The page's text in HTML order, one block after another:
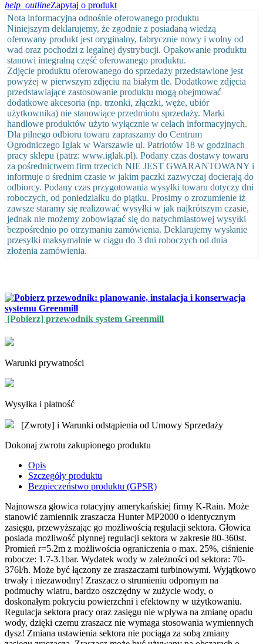
help_outlineZapytaj o produkt
Nota informacyjna odnośnie oferowanego produktu
Niniejszym deklarujemy, że zgodnie z posiadaną wiedzą
oferowany produkt jest oryginalny, fabrycznie nowy i wolny od
wad oraz pochodzi z legalnej dystrybucji. Opakowanie produktu
stanowi integralną część oferowanego produktu.
Zdjęcie produktu oferowanego do sprzedaży przedstawione jest
powyżej w pierwszym zdjęciu na białym tle. Dodatkowe zdjęcia
przedstawiające zastosowanie produktu mogą obejmować
dodatkowe akcesoria (np. trzonki, złączki, węże, ubiór
użytkownika) nie stanowiące przedmiotu sprzedaży. Marki
handlowe produktów użyto wyłącznie w celach informacyjnych.
Dla pilnego odbioru towaru zapraszamy do Centrum
Ogrodniczego Iglak w Warszawie ul. Patriotów 18 w godzinach
pracy sklepu (patrz: www.iglak.pl). Podany czas dostawy towaru
za pośrednictwem firm trzecich NIE JEST GWARANTOWANY i
informuje o średnim czasie w jakim paczki zazwyczaj docierają do
odbiorcy. Podany czas przygotowania wysyłki towaru dotyczy dni
roboczych, od poniedziałku do piątku. Prosimy o zrozumienie iż
zawsze staramy się realizować wysyłki w jak najkrótszym czasie,
jednak nie możemy zobowiązać się do natychmiastowej wysyłki
bezpośrednio po otrzymaniu zamówienia. Deklarujemy wysłanie
przesyłki maksymalnie w ciągu do 3 dni roboczych od dnia
złożenia zamówienia.
[Pobierz] przewodnik system Greenmill
Warunki prywatności
Wysyłka i płatność
[Zwroty] i Warunki odstąpienia od Umowy Sprzedaży
Dokonaj zwrotu zakupionego produktu
Opis
Szczegóły produktu
Bezpieczeństwo produktu (GPSR)
Najnowsza głowica rotacyjny amerykańskiej firmy K-Rain. Może
stanowić zamiennik zraszacza Hunter MP2000 o identycznym
zasięgu, przewyższając go możliwością regulacji sektora. Głowica
posiada możliwość płynnej regulacji sektora w zakresie 80-360st.
Promień r=5.2m z możliwościa ograniczenia o max. 25%, ciśnienie
robocze: 1.7-3.1bar. Wydatek wody w zależności od sektora: 70-
376l/h. Może być łączony ze zraszaczami turbinowymi. Wyjątkowo
trwały i niezawodny! Zraszacz o strumieniu odpornym na
podmuchy wiatru, bardzo oszczędny w zużycie wody, o
doskonałym pokryciu powierzchni i efektowny w użytkowaniu.
Regulacja sektora pracy oraz zasięgu nie wpływa na zmianę opadu
wody, dzięki czemu zraszacz nie wymaga stosowania wymiennych
dysz! Zmiana ustawienia sektora nie pociąga za sobą zmiany